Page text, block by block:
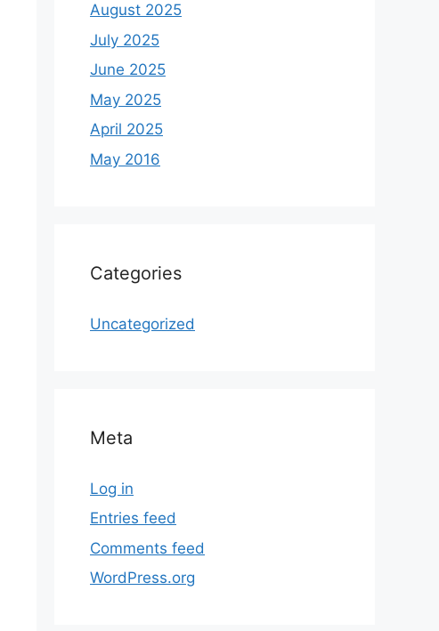
August 2025
July 2025
June 2025
May 2025
April 2025
May 2016
Categories
Uncategorized
Meta
Log in
Entries feed
Comments feed
WordPress.org